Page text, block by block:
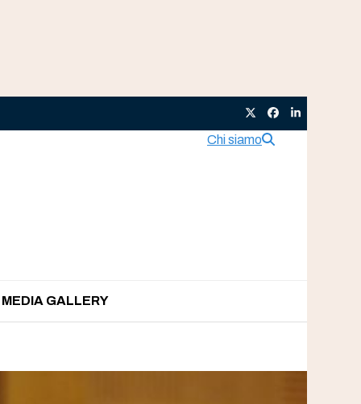
TwitterFacebook
LinkedIn
Chi siamo
MEDIA GALLERY